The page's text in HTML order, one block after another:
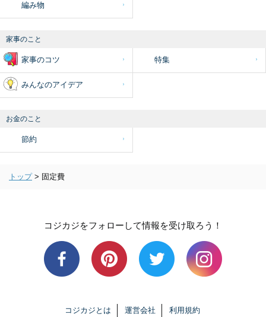
編み物
家事のこと
家事のコツ 特集
みんなのアイデア
お金のこと
節約
トップ > 固定費
コジカジをフォローして情報を受け取ろう！
コジカジとは 運営会社 利用規約